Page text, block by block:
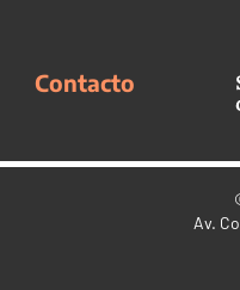
Contacto
Av.